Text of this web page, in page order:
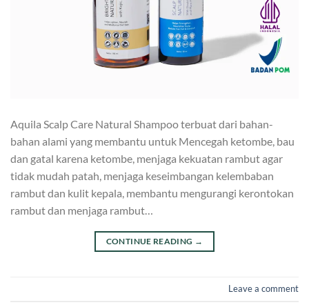
Aquila Scalp Care Natural Shampoo terbuat dari bahan-
bahan alami yang membantu untuk Mencegah ketombe, bau
dan gatal karena ketombe, menjaga kekuatan rambut agar
tidak mudah patah, menjaga keseimbangan kelembaban
rambut dan kulit kepala, membantu mengurangi kerontokan
rambut dan menjaga rambut…
CONTINUE READING →
Leave a comment